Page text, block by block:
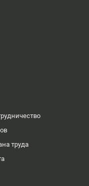
труда